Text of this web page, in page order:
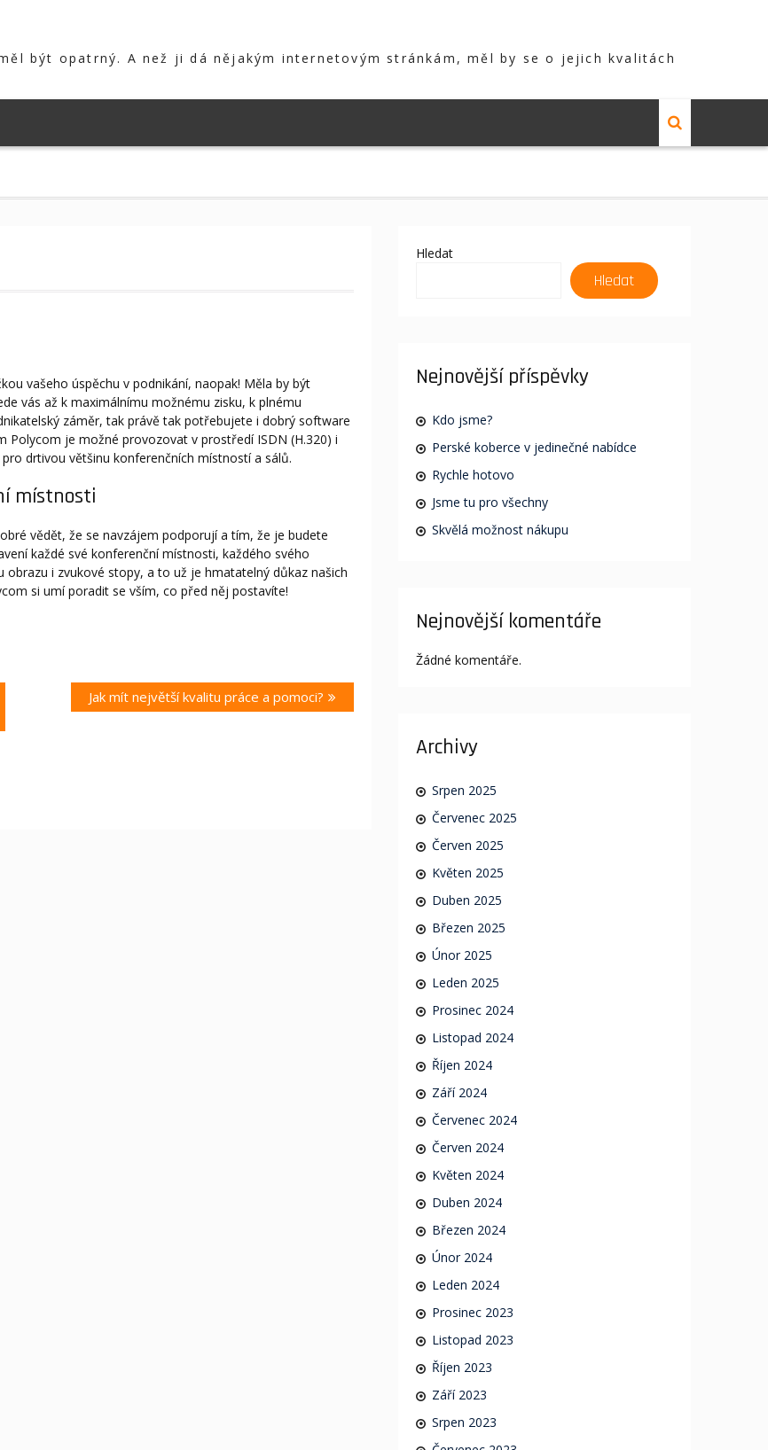
být opatrný. A než ji dá nějakým internetovým stránkám, měl by se o jejich kvalitách
vašeho úspěchu v podnikání, naopak! Měla by být
vás až k maximálnímu možnému zisku, k plnému
záměr, tak právě tak potřebujete i dobrý software
Polycom je možné provozovat v prostředí ISDN (H.320) i
drtivou většinu konferenčních místností a sálů.
místnosti
vědět, že se navzájem podporují a tím, že je budete
každé své konferenční místnosti, každého svého
i zvukové stopy, a to už je hmatatelný důkaz našich
si umí poradit se vším, co před něj postavíte!
Next
post:
Jak mít největší kvalitu práce a pomoci?
Hledat
Hledat
Nejnovější příspěvky
Kdo jsme?
Perské koberce v jedinečné nabídce
Rychle hotovo
Jsme tu pro všechny
Skvělá možnost nákupu
Nejnovější komentáře
Žádné komentáře.
Archivy
Srpen 2025
Červenec 2025
Červen 2025
Květen 2025
Duben 2025
Březen 2025
Únor 2025
Leden 2025
Prosinec 2024
Listopad 2024
Říjen 2024
Září 2024
Červenec 2024
Červen 2024
Květen 2024
Duben 2024
Březen 2024
Únor 2024
Leden 2024
Prosinec 2023
Listopad 2023
Říjen 2023
Září 2023
Srpen 2023